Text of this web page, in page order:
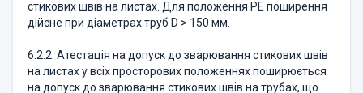
стикових швiв на листах. Для положення РЕ поширення
дійсне при діаметрах труб D > 150 мм.
6.2.2. Атестацiя на допуск до зварювання стикових швiв
на листах у всiх просторових положеннях поширюється
на допуск до зварювання стикових швiв на трубах, що